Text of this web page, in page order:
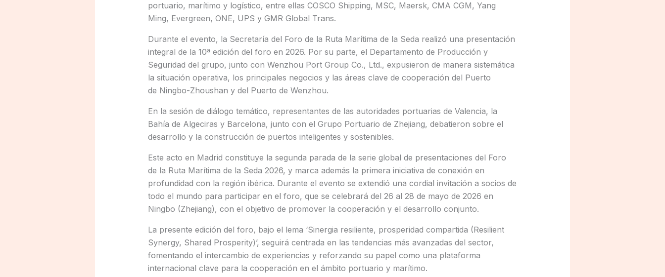
portuario, marítimo y logístico, entre ellas COSCO Shipping, MSC, Maersk, CMA CGM, Yang
Ming, Evergreen, ONE, UPS y GMR Global Trans.
Durante el evento, la Secretaría del Foro de la Ruta Marítima de la Seda realizó una presentación
integral de la 10ª edición del foro en 2026. Por su parte, el Departamento de Producción y
Seguridad del grupo, junto con Wenzhou Port Group Co., Ltd., expusieron de manera sistemática
la situación operativa, los principales negocios y las áreas clave de cooperación del Puerto
de Ningbo-Zhoushan y del Puerto de Wenzhou.
En la sesión de diálogo temático, representantes de las autoridades portuarias de Valencia, la
Bahía de Algeciras y Barcelona, junto con el Grupo Portuario de Zhejiang, debatieron sobre el
desarrollo y la construcción de puertos inteligentes y sostenibles.
Este acto en Madrid constituye la segunda parada de la serie global de presentaciones del Foro
de la Ruta Marítima de la Seda 2026, y marca además la primera iniciativa de conexión en
profundidad con la región ibérica. Durante el evento se extendió una cordial invitación a socios de
todo el mundo para participar en el foro, que se celebrará del 26 al 28 de mayo de 2026 en
Ningbo (Zhejiang), con el objetivo de promover la cooperación y el desarrollo conjunto.
La presente edición del foro, bajo el lema ‘Sinergia resiliente, prosperidad compartida (Resilient
Synergy, Shared Prosperity)’, seguirá centrada en las tendencias más avanzadas del sector,
fomentando el intercambio de experiencias y reforzando su papel como una plataforma
internacional clave para la cooperación en el ámbito portuario y marítimo.